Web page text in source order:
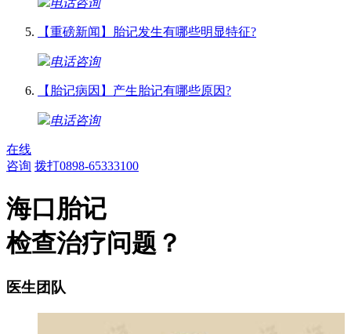
电话咨询
【重磅新闻】胎记发生有哪些明显特征?
电话咨询
【胎记病因】产生胎记有哪些原因?
电话咨询
在线
咨询 拨打0898-65333100
海口胎记
检查治疗问题？
医生团队